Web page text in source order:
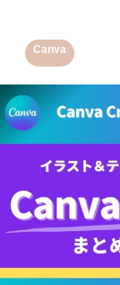
Canva